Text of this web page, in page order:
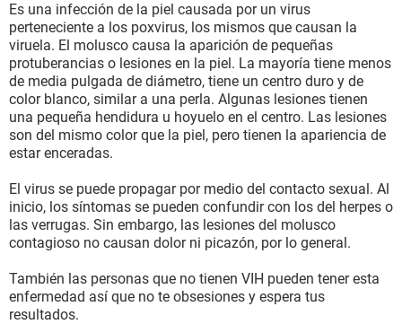
Es una infección de la piel causada por un virus
perteneciente a los poxvirus, los mismos que causan la
viruela. El molusco causa la aparición de pequeñas
protuberancias o lesiones en la piel. La mayoría tiene menos
de media pulgada de diámetro, tiene un centro duro y de
color blanco, similar a una perla. Algunas lesiones tienen
una pequeña hendidura u hoyuelo en el centro. Las lesiones
son del mismo color que la piel, pero tienen la apariencia de
estar enceradas.
El virus se puede propagar por medio del contacto sexual. Al
inicio, los síntomas se pueden confundir con los del herpes o
las verrugas. Sin embargo, las lesiones del molusco
contagioso no causan dolor ni picazón, por lo general.
También las personas que no tienen VIH pueden tener esta
enfermedad así que no te obsesiones y espera tus
resultados.